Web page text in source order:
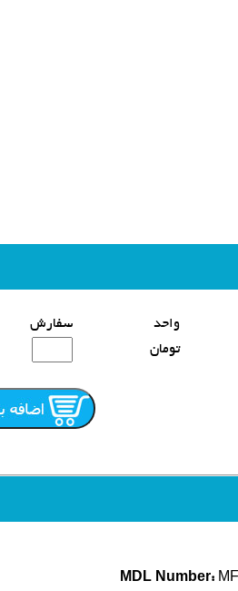
واحد
سفارش
تومان
MDL Number: